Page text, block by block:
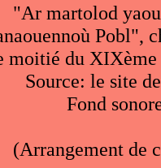
"Ar martolod
Pobl",
moitié du
Source: le site
Fond
(Arrangement de